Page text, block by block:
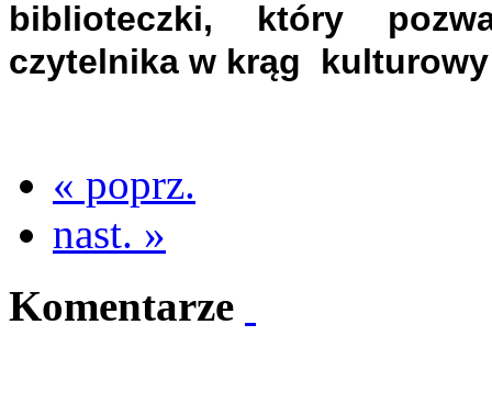
biblioteczki, który
czytelnika w krąg
« poprz.
nast. »
Komentarze